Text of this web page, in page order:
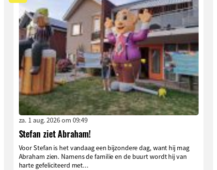
za. 1 aug. 2026 om 09:49
Stefan ziet Abraham!
Voor Stefan is het vandaag een bijzondere dag, want hij mag
Abraham zien. Namens de familie en de buurt wordt hij van
harte gefeliciteerd met...